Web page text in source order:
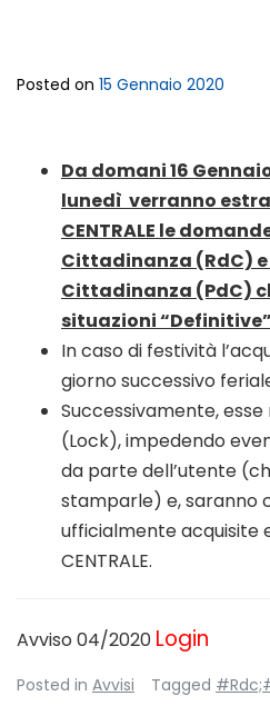
Posted on 15 Gennaio 2020
Da domani 16
lunedì verranno
CENTRALE le
Cittadinanza (RdC) e
Cittadinanza (PdC)
situazioni
In caso di festività
giorno successivo
Successivamente,
(Lock), impedendo
da parte dell’utente
stamparle) e, saranno
ufficialmente acquisite
CENTRALE.
Avviso 04/2020 Login
Posted in Avvisi Tagged